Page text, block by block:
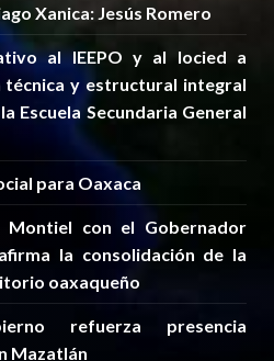
Xanica: Jesús Romero
al IEEPO y al Iocied a
técnica y estructural integral
Escuela Secundaria General
para Oaxaca
Montiel con el Gobernador
la consolidación de la
oaxaqueño
refuerza presencia
Mazatlán